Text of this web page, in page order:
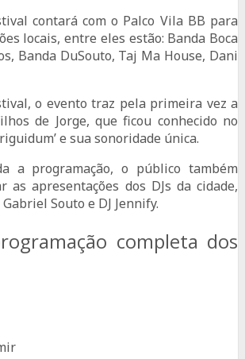
contará com o Palco Vila BB para
locais, entre eles estão: Banda Boca
Banda DuSouto, Taj Ma House, Dani
o evento traz pela primeira vez a
de Jorge, que ficou conhecido no
e sua sonoridade única.
a programação, o público também
as apresentações dos DJs da cidade,
Gabriel Souto e DJ Jennify.
completa dos